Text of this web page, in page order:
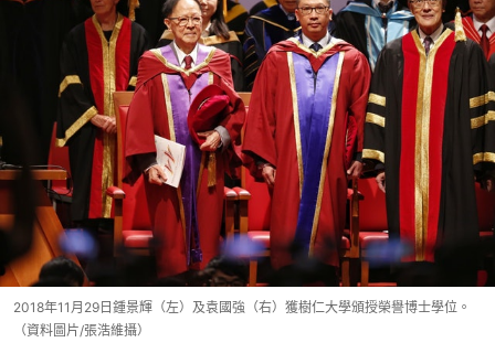
2018年11月29日鍾景輝（左）及袁國強（右）獲樹仁大學頒授榮譽博士學位。
（資料圖片/張浩維攝）